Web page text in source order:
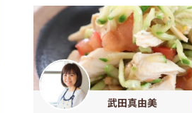
武田真由美